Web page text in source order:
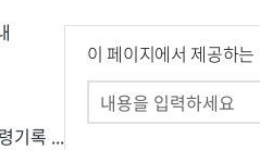
기록 ...
이 페이지에서 제공하